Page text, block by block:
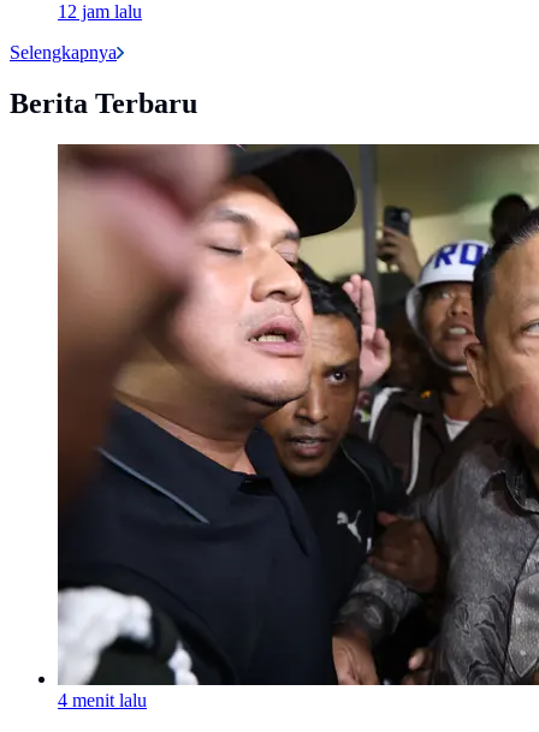
12 jam lalu
Selengkapnya
Berita Terbaru
4 menit lalu